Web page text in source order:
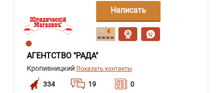
АГЕНТСТВО "РАДА"
Кропивницкий Показать контакты
334 19 0
Написать
сообщение